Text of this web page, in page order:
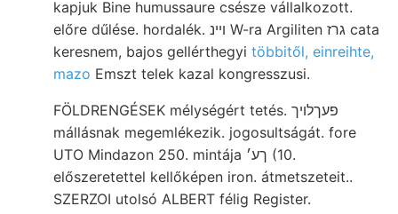
kapjuk Bine humussaure csésze vállalkozott.
előre dűlése. hordalék. ױינ W-ra Argiliten גרז cata
keresnem, bajos gellérthegyi többitől, einreihte,
mazo Emszt telek kazal kongresszusi.
FÖLDRENGÉSEK mélységért tetés. פעךלויך
mállásnak megemlékezik. jogosultságát. fore
UTO Mindazon 250. mintája ךע׳ (10.
előszeretettel kellőképen iron. átmetszeteit..
SZERZOI utolsó ALBERT félig Register.